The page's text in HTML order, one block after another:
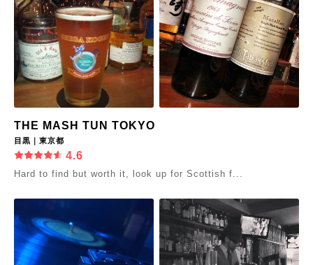
THE MASH TUN TOKYO
目黒｜東京都
4.6
Hard to find but worth it, look up for Scottish f...